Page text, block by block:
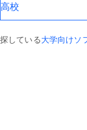
高校
探している大学向けソ